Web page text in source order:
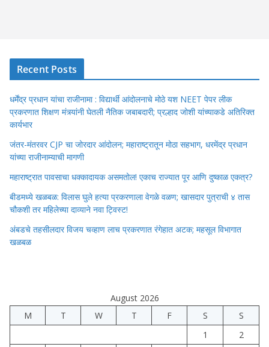
Recent Posts
धर्मेंद्र प्रधान यांचा राजीनामा : विद्यार्थी आंदोलनाचे मोठे यश NEET पेपर लीक
प्रकरणात शिक्षण मंत्र्यांनी घेतली नैतिक जबाबदारी; प्रल्हाद जोशी यांच्याकडे अतिरिक्त
कार्यभार
जंतर-मंतरवर CJP चा जोरदार आंदोलन; महाराष्ट्रातून मोठा सहभाग, धरमेंद्र प्रधान
यांच्या राजीनाम्याची मागणी
महाराष्ट्रात पावसाचा धक्कादायक असमतोल! एकाच राज्यात पूर आणि दुष्काळ एकत्र?
बीडमध्ये खळबळ: विलास घुले हत्या प्रकरणाला वेगळे वळण; खासदार पुत्राची ४ तास
चौकशी तर महिलेच्या दाव्याने नवा ट्विस्ट!
अंबडचे तहसीलदार विजय चव्हाण लाच प्रकरणात रंगेहात अटक; महसूल विभागात
खळबळ
August 2026
M
T W T F S
S
1
2